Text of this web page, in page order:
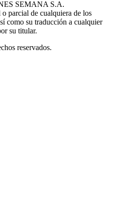
SEMANA S.A.
parcial de cualquiera de los
como su traducción a cualquier
su titular.
reservados.